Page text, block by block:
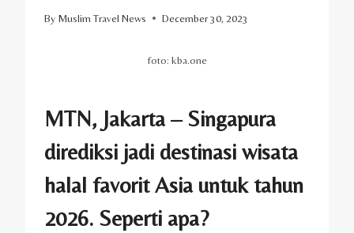
By Muslim Travel News December 30, 2023
foto: kba.one
MTN, Jakarta – Singapura
dirediksi jadi destinasi wisata
halal favorit Asia untuk tahun
2026. Seperti apa?